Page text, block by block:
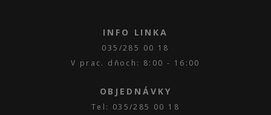
INFO LINKA
035/285 00 18
V prac. dňoch: 8:00 - 16:00
OBJEDNÁVKY
Tel: 035/285 00 18